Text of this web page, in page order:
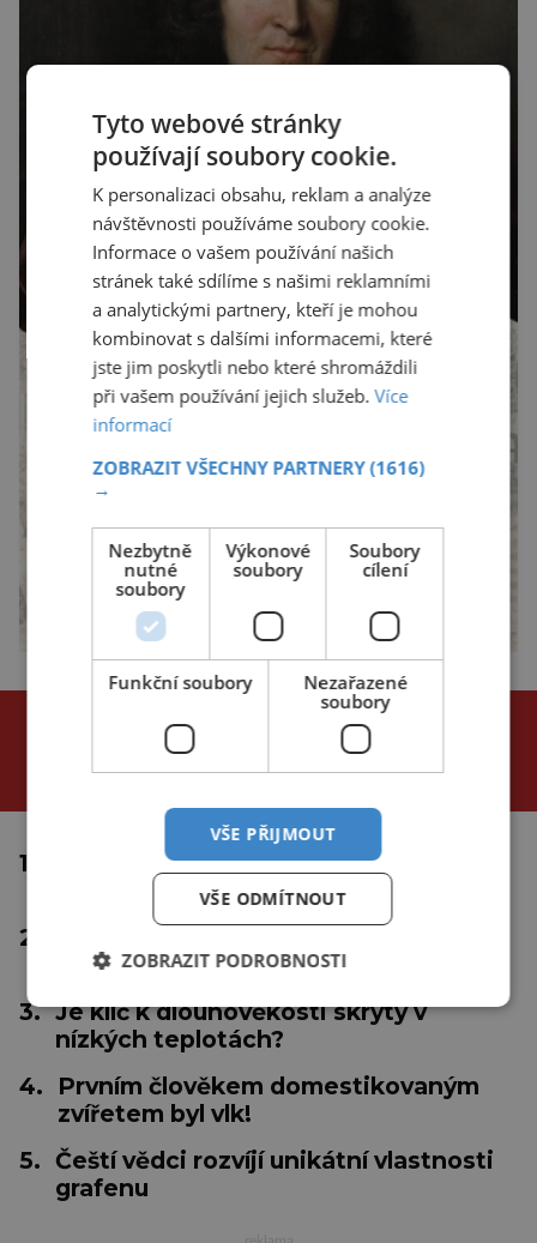
NEJČTENĚJŠÍ ČLÁNKY
1.
Proč se tropické cyklóny netvoří u
rovníku?
2.
"umělá"?
3. Je klíč k dlouhověkosti skrytý v
nízkých teplotách?
4.
Prvním člověkem domestikovaným
zvířetem byl vlk!
5. Čeští vědci rozvíjí unikátní vlastnosti
grafenu
Tyto webové stránky
používají soubory cookie.
K personalizaci obsahu, reklam a analýze
návštěvnosti používáme soubory cookie.
Informace o vašem používání našich
stránek také sdílíme s našimi reklamními
a analytickými partnery, kteří je mohou
kombinovat s dalšími informacemi, které
jste jim poskytli nebo které shromáždili
při vašem používání jejich služeb.Více
informací
ZOBRAZIT VŠECHNY PARTNERY(1616)
→
Nezbytně
nutné
soubory
Výkonové
soubory
Soubory
cílení
Funkční soubory
Nezařazené
soubory
VŠE PŘIJMOUT
VŠE ODMÍTNOUT
ZOBRAZIT PODROBNOSTI